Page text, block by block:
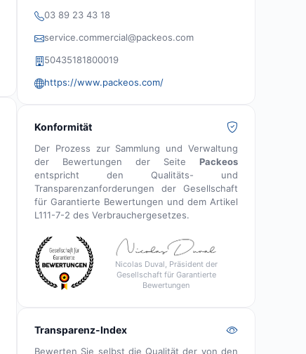
03 89 23 43 18
service.commercial@packeos.com
50435181800019
https://www.packeos.com/
Konformität
Der Prozess zur Sammlung und Verwaltung
der Bewertungen der Seite Packeos
entspricht den Qualitäts- und
Transparenzanforderungen der Gesellschaft
für Garantierte Bewertungen und dem Artikel
L111-7-2 des Verbrauchergesetzes.
Nicolas Duval, Präsident der
Gesellschaft für Garantierte
Bewertungen
Transparenz-Index
Bewerten Sie selbst die Qualität der von den